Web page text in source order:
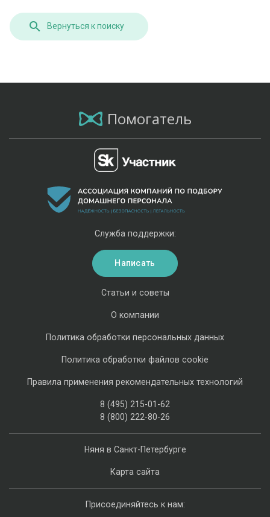
Вернуться к поиску
Помогатель
Няня в Санкт-Петербурге
Карта сайта
Статьи и советы
О компании
Политика обработки персональных данных
Политика обработки файлов cookie
Правила применения рекомендательных технологий
8 (495) 215-01-62
8 (800) 222-80-26
Служба поддержки:
Написать
Присоединяйтесь к нам: